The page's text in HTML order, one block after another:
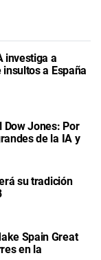
investiga a
a España
Dow Jones: Por
de la IA y
su tradición
Spain Great
en la